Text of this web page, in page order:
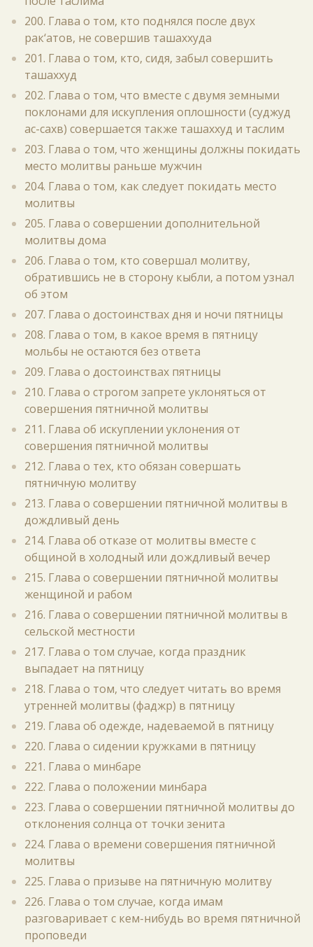
200. Глава о том, кто поднялся после двух
рак‘атов, не совершив ташаххуда
201. Глава о том, кто, сидя, забыл совершить
ташаххуд
202. Глава о том, что вместе с двумя земными
поклонами для искупления оплошности (суджуд
ас-сахв) совершается также ташаххуд и таслим
203. Глава о том, что женщины должны покидать
место молитвы раньше мужчин
204. Глава о том, как следует покидать место
молитвы
205. Глава о совершении дополнительной
молитвы дома
206. Глава о том, кто совершал молитву,
обратившись не в сторону кыбли, а потом узнал
об этом
207. Глава о достоинствах дня и ночи пятницы
208. Глава о том, в какое время в пятницу
мольбы не остаются без ответа
209. Глава о достоинствах пятницы
210. Глава о строгом запрете уклоняться от
совершения пятничной молитвы
211. Глава об искуплении уклонения от
совершения пятничной молитвы
212. Глава о тех, кто обязан совершать
пятничную молитву
213. Глава о совершении пятничной молитвы в
дождливый день
214. Глава об отказе от молитвы вместе с
общиной в холодный или дождливый вечер
215. Глава о совершении пятничной молитвы
женщиной и рабом
216. Глава о совершении пятничной молитвы в
сельской местности
217. Глава о том случае, когда праздник
выпадает на пятницу
218. Глава о том, что следует читать во время
утренней молитвы (фаджр) в пятницу
219. Глава об одежде, надеваемой в пятницу
220. Глава о сидении кружками в пятницу
221. Глава о минбаре
222. Глава о положении минбара
223. Глава о совершении пятничной молитвы до
отклонения солнца от точки зенита
224. Глава о времени совершения пятничной
молитвы
225. Глава о призыве на пятничную молитву
226. Глава о том случае, когда имам
разговаривает с кем-нибудь во время пятничной
проповеди